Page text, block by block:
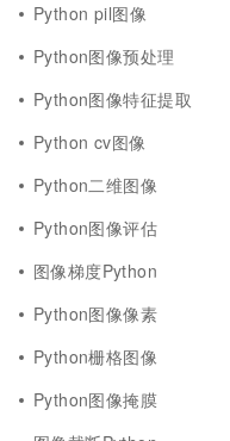
Python pil图像
Python图像预处理
Python图像特征提取
Python cv图像
Python二维图像
Python图像评估
图像梯度Python
Python图像像素
Python栅格图像
Python图像掩膜